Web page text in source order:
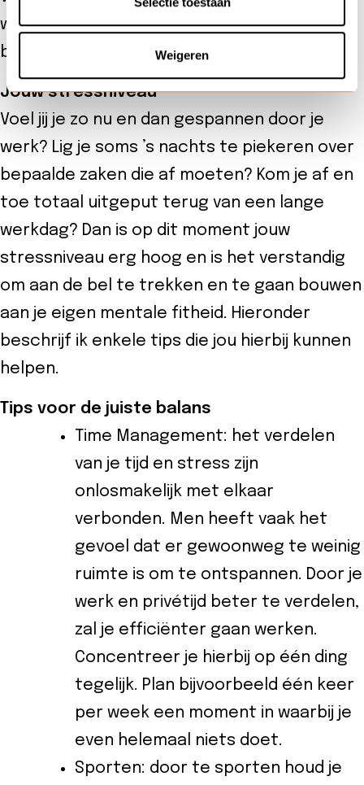
Weigeren
weer te herstellen. Vergelijk het met de
batterij van je telefoon!
Jouw stressniveau
Voel jij je zo nu en dan gespannen door je
werk? Lig je soms ’s nachts te piekeren over
bepaalde zaken die af moeten? Kom je af en
toe totaal uitgeput terug van een lange
werkdag? Dan is op dit moment jouw
stressniveau erg hoog en is het verstandig
om aan de bel te trekken en te gaan bouwen
aan je eigen mentale fitheid. Hieronder
beschrijf ik enkele tips die jou hierbij kunnen
helpen.
Tips voor de juiste balans
Time Management: het verdelen
van je tijd en stress zijn
onlosmakelijk met elkaar
verbonden. Men heeft vaak het
gevoel dat er gewoonweg te weinig
ruimte is om te ontspannen. Door je
werk en privétijd beter te verdelen,
zal je efficiënter gaan werken.
Concentreer je hierbij op één ding
tegelijk. Plan bijvoorbeeld één keer
per week een moment in waarbij je
even helemaal niets doet.
Sporten: door te sporten houd je